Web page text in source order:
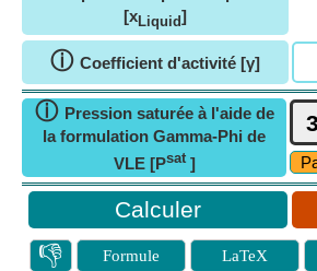
[xLiquid]
ⓘ Coefficient d'activité [γ]
ⓘ Pression saturée à l'aide de
la formulation Gamma-Phi de
VLE [Psat ]
👎 Formule LaTeX